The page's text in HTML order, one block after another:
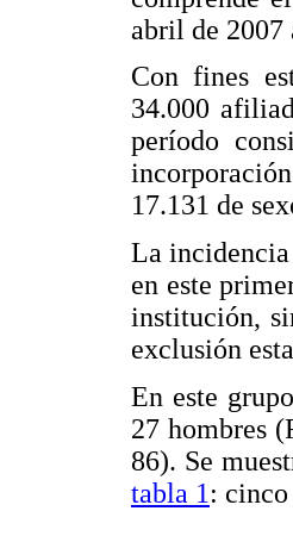
abril de 2007
Con fines
34.000
período
17.131 de
La incidencia
en este
institución,
exclusión
En este
27 hombres
86). Se
tabla 1 :